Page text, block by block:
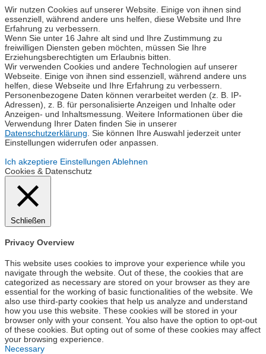
Wir nutzen Cookies auf unserer Website. Einige von ihnen sind
essenziell, während andere uns helfen, diese Website und Ihre
Erfahrung zu verbessern.
Wenn Sie unter 16 Jahre alt sind und Ihre Zustimmung zu
freiwilligen Diensten geben möchten, müssen Sie Ihre
Erziehungsberechtigten um Erlaubnis bitten.
Wir verwenden Cookies und andere Technologien auf unserer
Webseite. Einige von ihnen sind essenziell, während andere uns
helfen, diese Webseite und Ihre Erfahrung zu verbessern.
Personenbezogene Daten können verarbeitet werden (z. B. IP-
Adressen), z. B. für personalisierte Anzeigen und Inhalte oder
Anzeigen- und Inhaltsmessung. Weitere Informationen über die
Verwendung Ihrer Daten finden Sie in unserer
Datenschutzerklärung . Sie können Ihre Auswahl jederzeit unter
Einstellungen widerrufen oder anpassen.
Ich akzeptiere Einstellungen Ablehnen
Cookies & Datenschutz
Schließen
Privacy Overview
This website uses cookies to improve your experience while you
navigate through the website. Out of these, the cookies that are
categorized as necessary are stored on your browser as they are
essential for the working of basic functionalities of the website. We
also use third-party cookies that help us analyze and understand
how you use this website. These cookies will be stored in your
browser only with your consent. You also have the option to opt-out
of these cookies. But opting out of some of these cookies may affect
your browsing experience.
Necessary